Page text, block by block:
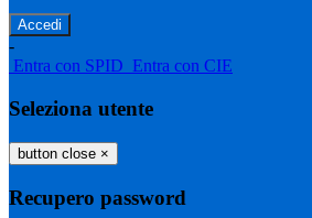
-
Entra con SPID Entra con CIE
Seleziona utente
button close ×
Recupero password